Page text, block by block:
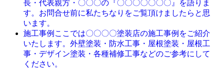
長・代表親方・〇〇〇の『〇〇〇〇〇〇〇』を語りま
す。お問合せ前に私たちなりをご覧頂けましたらと思
います。
施工事例 ここでは〇〇〇〇塗装店の施工事例をご紹介
いたします。外壁塗装・防水工事・屋根塗装・屋根工
事・デザイン塗装・各種補修工事などのご参考にして
ください。